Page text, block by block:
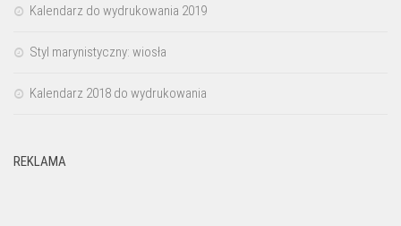
Kalendarz do wydrukowania 2019
Styl marynistyczny: wiosła
Kalendarz 2018 do wydrukowania
REKLAMA